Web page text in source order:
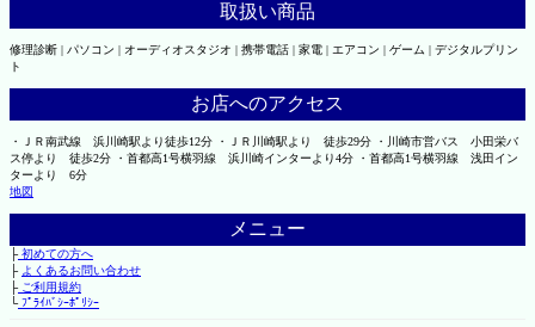
取扱い商品
修理診断 | パソコン | オーディオスタジオ | 携帯電話 | 家電 | エアコン | ゲーム | デジタルプリン
ト
お店へのアクセス
・ＪＲ南武線 浜川崎駅より徒歩12分 ・ＪＲ川崎駅より 徒歩29分 ・川崎市営バス 小田栄バ
ス停より 徒歩2分 ・首都高1号横羽線 浜川崎インターより4分 ・首都高1号横羽線 浅田イン
ターより 6分
地図
メニュー
├初めての方へ
├ よくあるお問い合わせ
├ご利用規約
└ﾌﾟﾗｲﾊﾞｼｰﾎﾟﾘｼｰ